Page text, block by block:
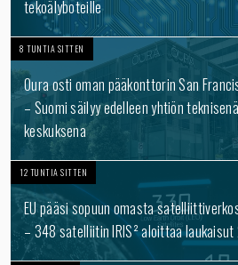
tekoälyboteille
8 TUNTIA SITTEN
Oura osti oman pääkonttorin San
– Suomi säilyy edelleen yhtiön teknisenä
keskuksena
12 TUNTIA SITTEN
EU pääsi sopuun omasta
– 348 satelliitin IRIS² aloittaa